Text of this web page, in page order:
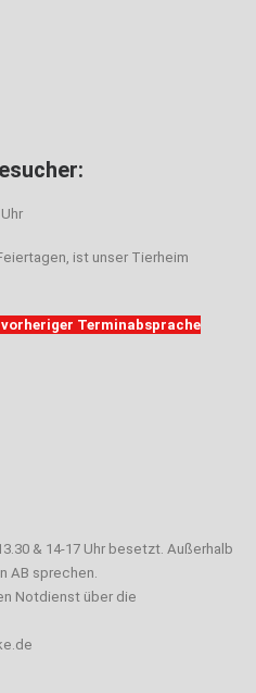
ist unser Tierheim
Terminabsprache
& 14-17 Uhr besetzt. Außerhalb
AB sprechen.
Notdienst über die